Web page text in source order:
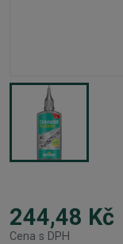
244,48 Kč
Cena s DPH